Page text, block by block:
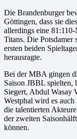
Die Brandenburger
Göttingen, dass sie
allerdings eine
Titans. Die Potsdamer
ersten beiden
herausragte.
Bei der MBA gingen
Saison JBBL
Siegert, Abdul Wasay
Westphal wird es
die talentierten
der zweiten
können.